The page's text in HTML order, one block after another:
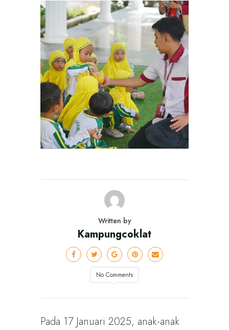
Written by
Kampungcoklat
No Comments
Pada 17 Januari 2025, anak-anak